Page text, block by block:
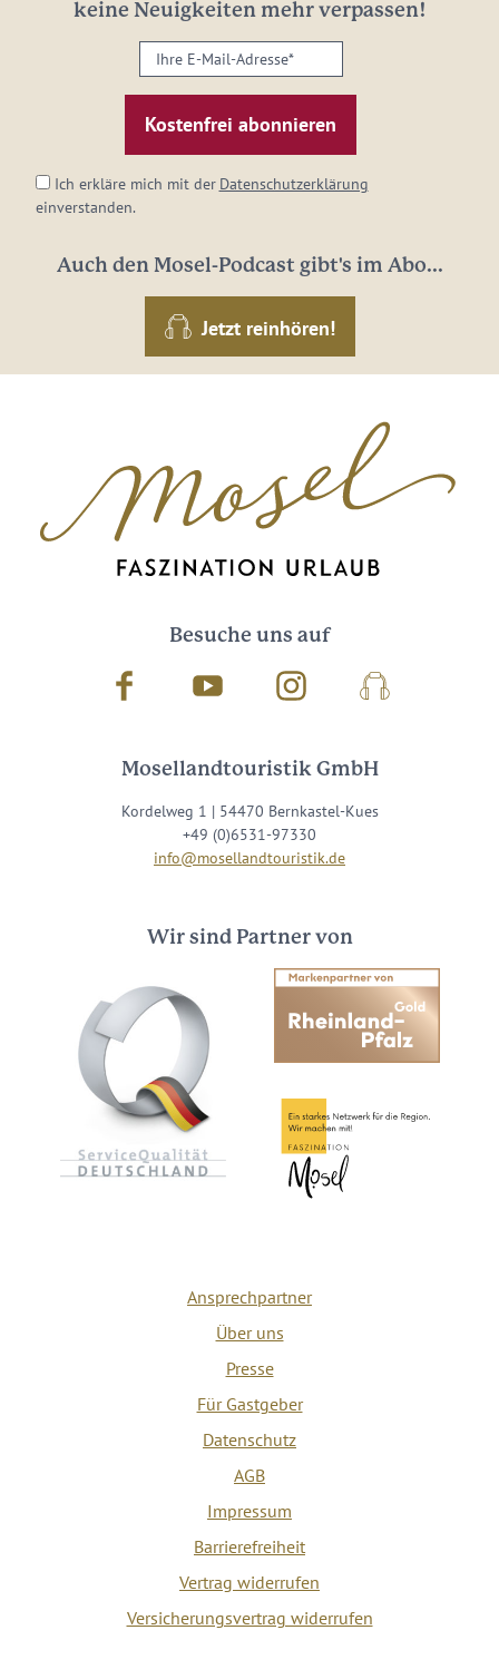
keine Neuigkeiten mehr verpassen!
Ihre
E-
Mail-
Adresse:
Ich erkläre mich mit der Datenschutzerklärung
einverstanden.
Auch den Mosel-Podcast gibt's im Abo...
Jetzt reinhören!
Besuche uns auf
Facebook Youtube InstagramPodcast
Mosellandtouristik GmbH
Kordelweg 1 | 54470 Bernkastel-Kues
+49 (0)6531-97330
info@mosellandtouristik.de
Wir sind Partner von
Ansprechpartner
Über uns
Presse
Für Gastgeber
Datenschutz
AGB
Impressum
Barrierefreiheit
Vertrag widerrufen
Versicherungsvertrag widerrufen